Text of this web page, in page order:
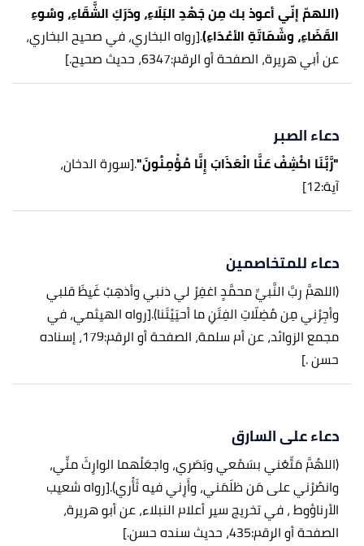
(اللهمّ إنّي أعوذ بك مِن جَهْدِ البَلَاءِ، ودَرَكِ الشَّقَاءِ، وسُوءِ
القَضَاءِ، وشَمَاتَةِ الأعْدَاءِ).[رواه البخاري، في صحيح البخاري،
عن أبي هريرة، الصفحة أو الرقم:6347، حديث صحيح.]
دعاء الصبر
"رَّبَّنَا اكْشِفْ عَنَّا الْعَذَابَ إِنَّا مُؤْمِنُونَ".[سورة الدخان،
آية:12]
دعاء للمتخاصمين
(اللهمَّ ربَّ النَّبيِّ محمَّدٍ اغفِرْ لي ذنبي وأذهِبْ غَيظَ قلبي
وأجِرْني مِن مُضِلّاتِ الفِتَنِ ما أحيَيْتَنا).[رواه الهيثمي، في
مجمع الزوائد، عن أم سلمة، الصفحة أو الرقم:179، إسناده
حسن .]
دعاء على السارق
(اللهُمَّ مَتِّعْني بسَمْعي وبَصَري، واجعَلْهما الوارِثَ منِّي،
وانصُرْني على مَن ظلَمَني، وأَرِني فيه ثَأْري).[رواه شعيب
الأرناؤوط ، في تخريج سير أعلام النبلاء، عن أبو هريرة،
الصفحة أو الرقم:435، حديث سنده حسن.]